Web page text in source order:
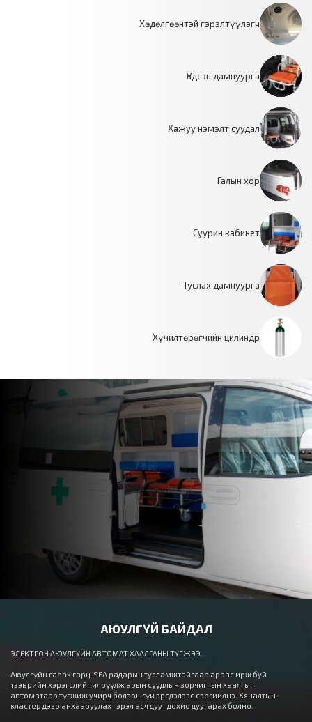
Хөдөлгөөнтэй гэрэлтүүлэгч
Үндсэн дамнуурга
Хажуу нэмэлт суудал
Галын хор
Суурин кабинет
Туслах дамнуурга
Хүчилтөрөгчийн цилиндр
АЮУЛГҮЙ БАЙДАЛ
ЭЛЕКТРОН АЮУЛГҮЙН АВТОМАТ ХААЛГАНЫ ТҮГЖЭЭ.
Аюулгүйн гарах гарц. SEA радарын тусламжтайгаар араас ирж буй
тээврийн хэрэгслийг илрүүлж арын суудлын зорчигчын хаалгыг
автоматаар түгжиж учирч болзошгүй эрсдэлээс сэргийлнэ. Хяналтын
кластер дээр анхааруулах гэрэл асч дуут дохио дуугарах болно.